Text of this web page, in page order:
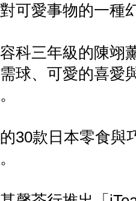
可愛事物的一種
科三年級的陳翊
球、可愛的喜愛
30款日本零食